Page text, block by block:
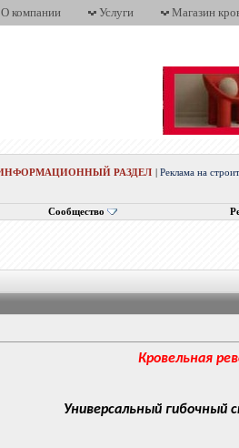
О компании Услуги Магазин
РАЗДЕЛ |Реклама на
Сообщество
Кровельная
Универсальный гибочный